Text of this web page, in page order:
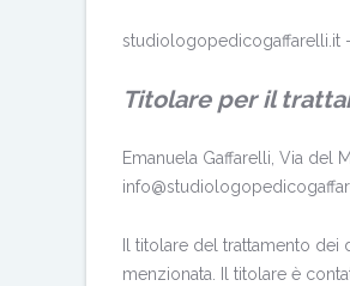
studiologopedicogaffarelli.it
Titolare per il
Emanuela Gaffarelli, Via del
Il titolare del trattamento
menzionata. Il titolare è